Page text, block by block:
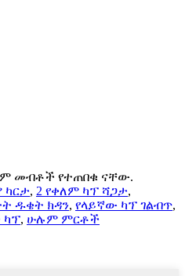
መብቶች የተጠበቁ ናቸው.
ካርታ, 2 የቀለም ካፕ ሻጋታ,
ዱቄት ክዳን, የላይኛው ካፕ ገልብጥ,
ካፕ, ሁሉም ምርቶች